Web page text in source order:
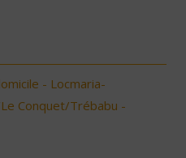
- Locmaria-
Conquet/Trébabu -